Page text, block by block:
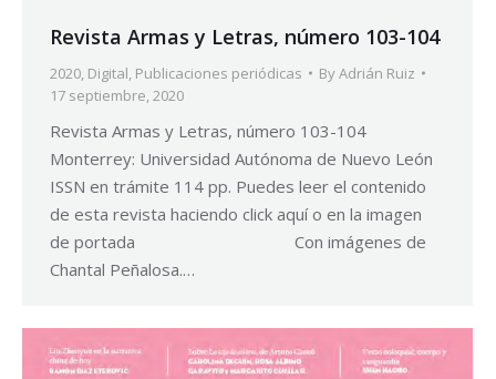
Revista Armas y Letras, número 103-104
2020, Digital, Publicaciones periódicas ByAdrián Ruiz
17 septiembre, 2020
Revista Armas y Letras, número 103-104
Monterrey: Universidad Autónoma de Nuevo León
ISSN en trámite 114 pp. Puedes leer el contenido
de esta revista haciendo click aquí o en la imagen
de portada Con imágenes de
Chantal Peñalosa.…